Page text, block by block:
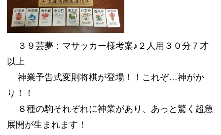
３９芸夢：マサッカー様考案♪２人用３０分７才
以上
神業予告式変則将棋が登場！！これぞ…神がか
り！！
８種の駒それぞれに神業があり、あっと驚く超急
展開が生まれます！